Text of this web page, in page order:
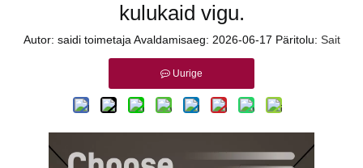
kulukaid vigu.
Autor: saidi toimetaja Avaldamisaeg: 2026-06-17 Päritolu: Sait
Uurige